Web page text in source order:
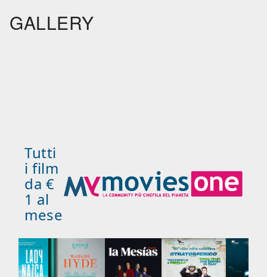
GALLERY
Tutti
i film
da €
1 al
mese